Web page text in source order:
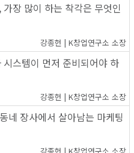
장 많이 하는 착각은 무엇인
강종헌 | K창업연구소 소장
스템이 먼저 준비되어야 하
강종헌 | K창업연구소 소장
네 장사에서 살아남는 마케팅